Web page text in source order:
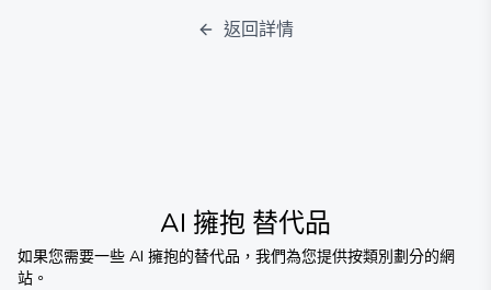
返回詳情
AI 擁抱 替代品
如果您需要一些 AI 擁抱的替代品，我們為您提供按類別劃分的網
站。